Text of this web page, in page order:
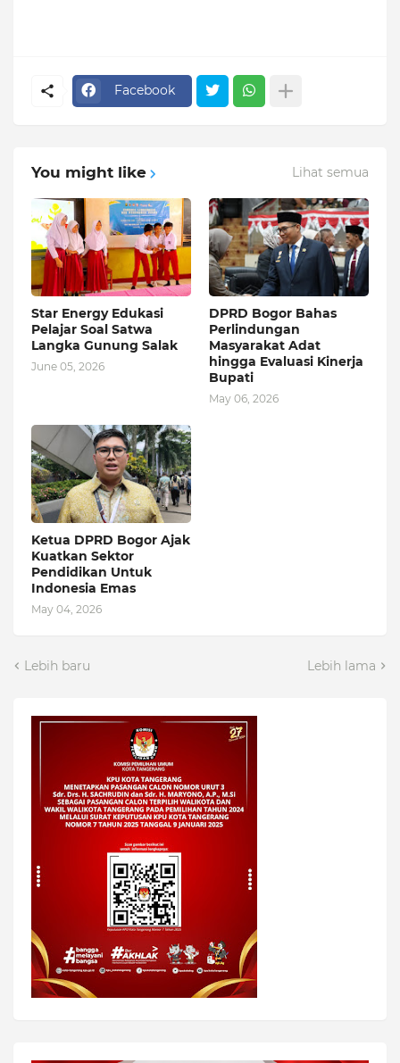
Facebook
You might like Lihat semua
Star Energy Edukasi
Pelajar Soal Satwa
Langka Gunung Salak
June 05, 2026
DPRD Bogor Bahas
Perlindungan
Masyarakat Adat
hingga Evaluasi Kinerja
Bupati
May 06, 2026
Ketua DPRD Bogor Ajak
Kuatkan Sektor
Pendidikan Untuk
Indonesia Emas
May 04, 2026
Lebih baru Lebih lama